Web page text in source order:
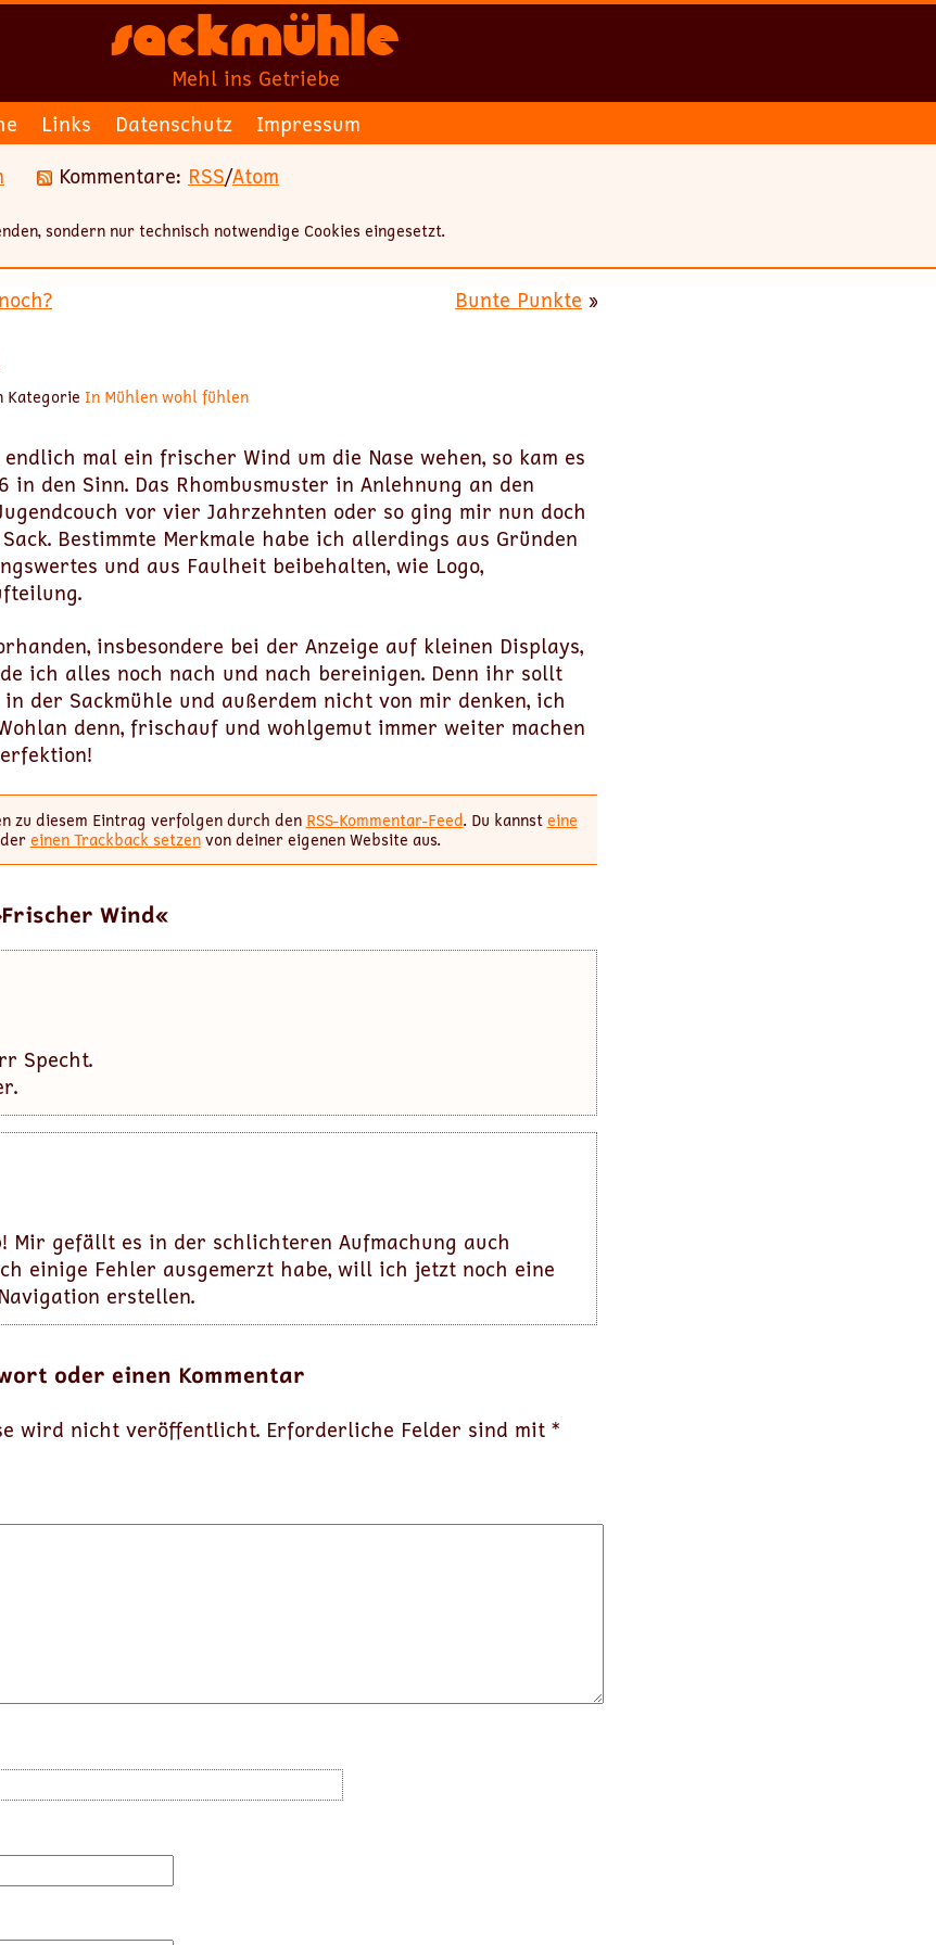
Sackmühle
Mehl ins Getriebe
Links Datenschutz
Impressum
Kommentare: RSS/Atom
sondern nur technisch notwendige Cookies eingesetzt.
Bunte Punkte »
Kategorie In Mühlen wohl fühlen
mal ein frischer Wind um die Nase wehen, so kam es
den Sinn. Das Rhombusmuster in Anlehnung an den
vor vier Jahrzehnten oder so ging mir nun doch
Bestimmte Merkmale habe ich allerdings aus Gründen
und aus Faulheit beibehalten, wie Logo,
insbesondere bei der Anzeige auf kleinen Displays,
ich alles noch nach und nach bereinigen. Denn ihr sollt
der Sackmühle und außerdem nicht von mir denken, ich
denn, frischauf und wohlgemut immer weiter machen
zu diesem Eintrag verfolgen durch den RSS-Kommentar-Feed. Du kannsteine
einen Trackback setzenvon deiner eigenen Website aus.
Wind«
Specht.
Mir gefällt es in der schlichteren Aufmachung auch
einige Fehler ausgemerzt habe, will ich jetzt noch eine
erstellen.
oder einen Kommentar
wird nicht veröffentlicht. Erforderliche Felder sind mit *